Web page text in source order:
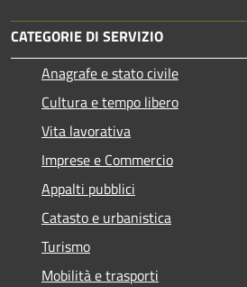
CATEGORIE DI SERVIZIO
Anagrafe e stato civile
Cultura e tempo libero
Vita lavorativa
Imprese e Commercio
Appalti pubblici
Catasto e urbanistica
Turismo
Mobilità e trasporti